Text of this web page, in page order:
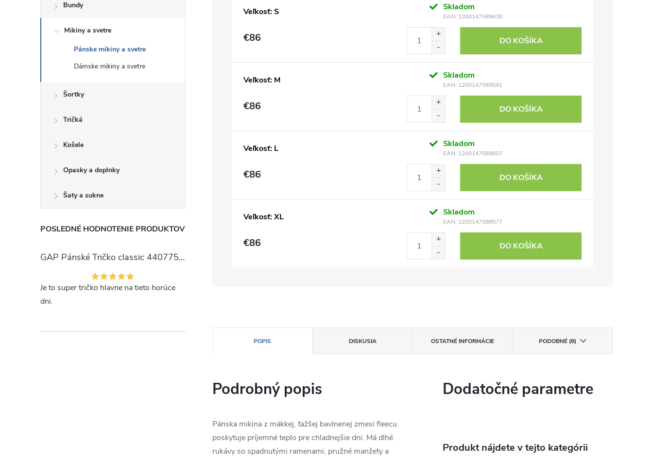
Bundy
Mikiny a svetre
Pánske mikiny a svetre
Dámske mikiny a svetre
Šortky
Tričká
Košele
Opasky a doplnky
Šaty a sukne
POSLEDNÉ HODNOTENIE PRODUKTOV
GAP Pánské Tričko classic 440775-00
Je to super tričko hlavne na tieto horúce
dni.
Veľkosť: S Skladom
EAN: 1200147589638
€86 DO KOŠÍKA
Veľkosť: M Skladom
EAN: 1200147589591
€86 DO KOŠÍKA
Veľkosť: L Skladom
EAN: 1200147589607
€86 DO KOŠÍKA
Veľkosť: XL Skladom
EAN: 1200147589577
€86 DO KOŠÍKA
POPIS DISKUSIA OSTATNÉ INFORMÁCIE PODOBNÉ (8)
Podrobný popis
Pánska mikina z mäkkej, ťažšej bavlnenej zmesi fleecu
poskytuje príjemné teplo pre chladnejšie dni. Má dlhé
rukávy so spadnutými ramenami, pružné manžety a
Dodatočné parametre
Produkt nájdete v tejto kategórii